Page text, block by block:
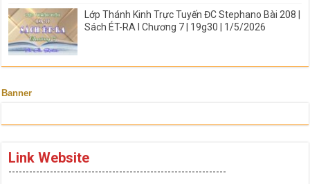
Lớp Thánh Kinh Trực Tuyến ĐC Stephano Bài 208 |
Sách ÉT-RA I Chương 7 | 19g30 | 1/5/2026
Banner
Link Website
---------------------------------------------------------------